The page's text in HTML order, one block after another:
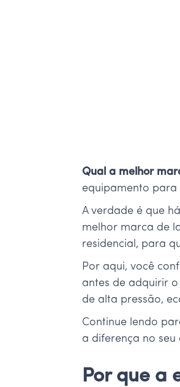
Qual a melhor
equipamento para
A verdade é que
melhor marca de
residencial, para
Por aqui, você
antes de adquirir
de alta pressão,
Continue lendo
a diferença no seu
Por que a